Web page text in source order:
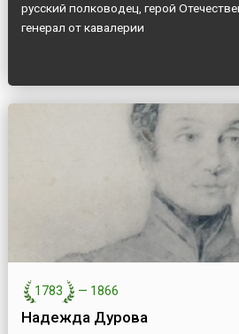
русский полководец, герой
генерал от кавалерии
1783 — 1866
Надежда Дурова